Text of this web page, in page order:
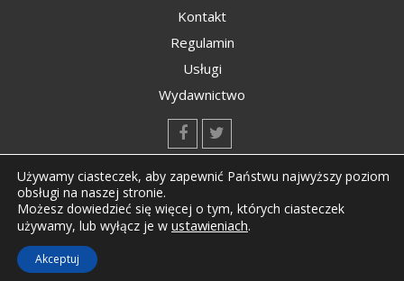
Kontakt
Regulamin
Usługi
Wydawnictwo
Copyright © All rights reserved Kompozyty.net
Używamy ciasteczek, aby zapewnić Państwu najwyższy poziom
obsługi na naszej stronie.
Możesz dowiedzieć się więcej o tym, których ciasteczek
używamy, lub wyłącz je w ustawieniach.
Akceptuj